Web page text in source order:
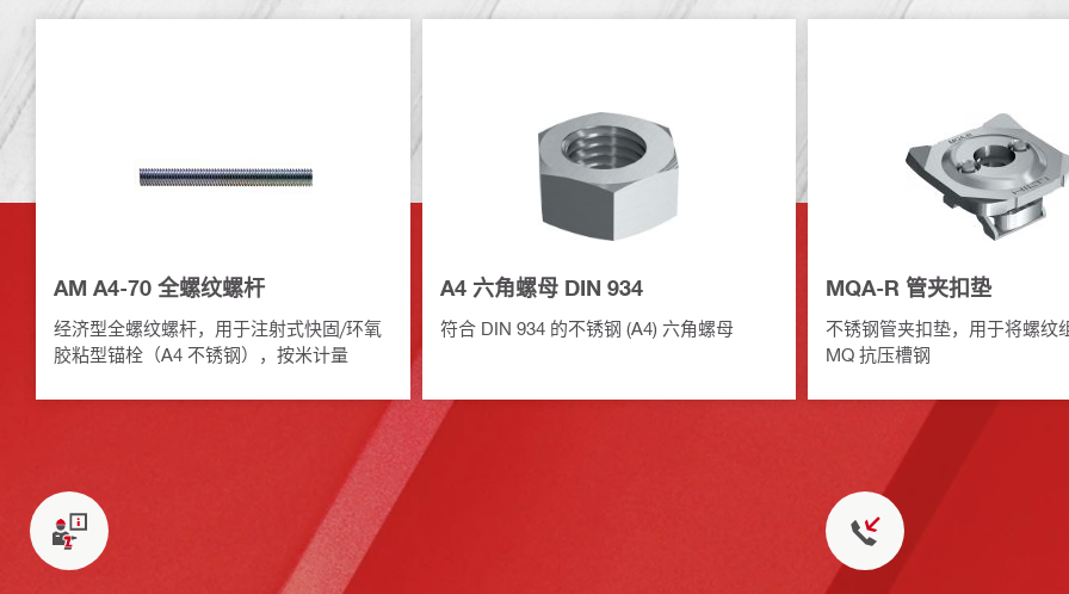
AM A4-70 全螺纹螺杆
经济型全螺纹螺杆，用于注射式快固/环氧
胶粘型锚栓（A4 不锈钢），按米计量
A4 六角螺母 DIN 934
符合 DIN 934 的不锈钢 (A4) 六角螺母
MQA-R 管夹扣垫
不锈钢管夹扣垫，用于将螺纹
MQ 抗压槽钢